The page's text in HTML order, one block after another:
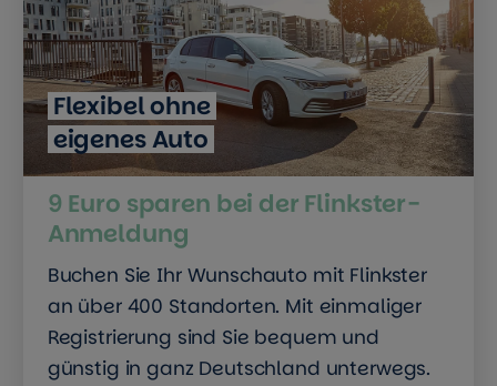
Flexibel ohne
eigenes Auto
9 Euro sparen bei der Flinkster-
Anmeldung
Buchen Sie Ihr Wunschauto mit Flinkster
an über 400 Standorten. Mit einmaliger
Registrierung sind Sie bequem und
günstig in ganz Deutschland unterwegs.